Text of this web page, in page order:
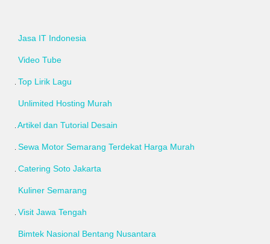
Jasa IT Indonesia
Video Tube
Top Lirik Lagu
Unlimited Hosting Murah
Artikel dan Tutorial Desain
Sewa Motor Semarang Terdekat Harga Murah
Catering Soto Jakarta
Kuliner Semarang
Visit Jawa Tengah
Bimtek Nasional Bentang Nusantara